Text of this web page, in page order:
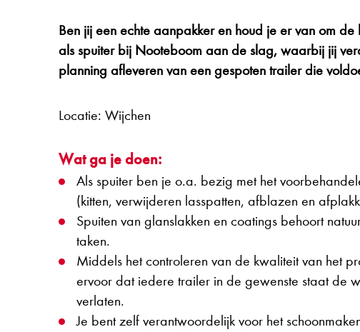
Ben jij een echte aanpakker en houd je er van om
als spuiter bij Nooteboom aan de slag, waarbij jij
planning afleveren van een gespoten trailer die
Locatie: Wijchen
Wat ga je doen:
Als spuiter ben je o.a. bezig met het
(kitten, verwijderen lasspatten, afblazen en
Spuiten van glanslakken en coatings behoort
taken.
Middels het controleren van de kwaliteit van het
ervoor dat iedere trailer in de gewenste staat de
verlaten.
Je bent zelf verantwoordelijk voor het